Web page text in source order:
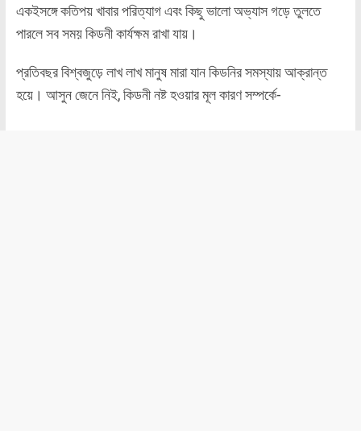
একইসঙ্গে কতিপয় খাবার পরিত্যাগ এবং কিছু ভালো অভ্যাস গড়ে তুলতে
পারলে সব সময় কিডনী কার্যক্ষম রাখা যায়।
প্রতিবছর বিশ্বজুড়ে লাখ লাখ মানুষ মারা যান কিডনির সমস্যায় আক্রান্ত
হয়ে। আসুন জেনে নিই, কিডনী নষ্ট হওয়ার মূল কারণ সম্পর্কে-